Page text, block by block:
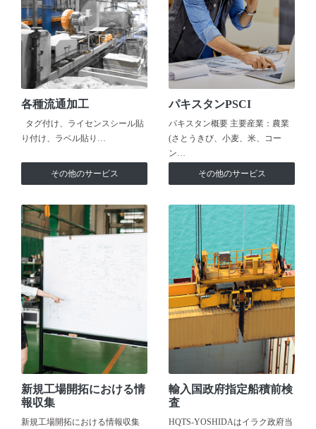
各種流通加工
タグ付け、ライセンスシール貼
り付け、ラベル貼り…
その他のサービス
パキスタンPSCI
パキスタン概要 主要産業：農業
(さとうきび、小麦、米、コー
ン…
その他のサービス
新規工場開拓における情
報収集
新規工場開拓における情報収集
輸入国政府指定船積前検
査
HQTS-YOSHIDAはイラク政府当